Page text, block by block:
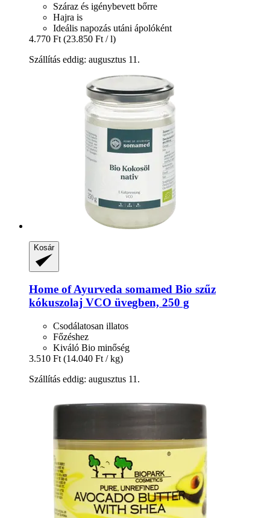
Száraz és igénybevett bőrre
Hajra is
Ideális napozás utáni ápolóként
4.770 Ft (23.850 Ft / l)
Szállítás eddig: augusztus 11.
Kosár
Home of Ayurveda somamed Bio szűz
kókuszolaj VCO üvegben, 250 g
Csodálatosan illatos
Főzéshez
Kiváló Bio minőség
3.510 Ft (14.040 Ft / kg)
Szállítás eddig: augusztus 11.